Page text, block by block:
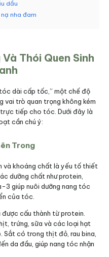
dầu
nha đam
Thói Quen Sinh
dài cấp tốc,” một chế độ
vai trò quan trọng không kém
tiếp cho tóc. Dưới đây là
cần chú ý:
Trong
và khoáng chất là yếu tố thiết
dưỡng chất như protein,
3 giúp nuôi dưỡng nang tóc
của tóc.
được cấu thành từ protein.
trứng, sữa và các loại hạt
có trong thịt đỏ, rau bina,
da đầu, giúp nang tóc nhận